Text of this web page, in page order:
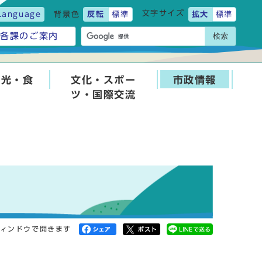
背景色 反転 標準 文字サイズ 拡大 標準
各課のご案内 検索
・食
文化・スポー
ツ・国際交流
市政情報
ンドウで開きます